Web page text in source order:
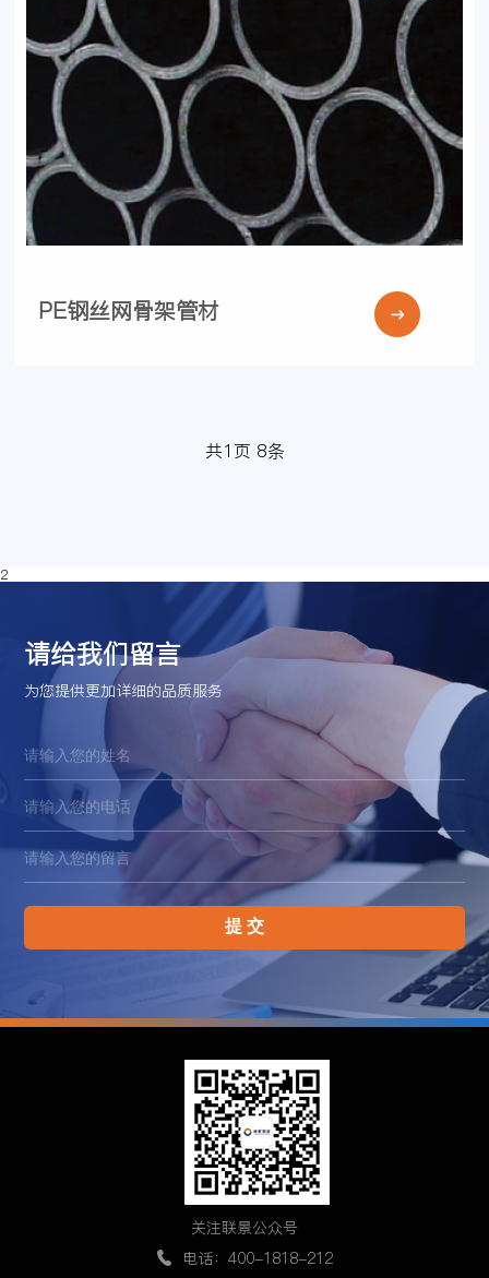
PE钢丝网骨架管材
共1 页 8条
2
请给我们留言
为您提供更加详细的品质服务
提 交
关注联景公众号
电话：400-1818-212